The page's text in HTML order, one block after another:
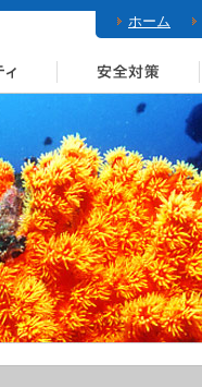
ホーム